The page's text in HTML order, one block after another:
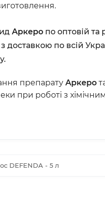
Аркеро по оптовій та
по всій
препарату Аркеро
при роботі з
DEFENDA - 5 л